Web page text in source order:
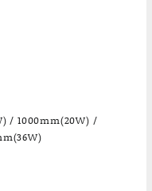
/ 1000mm(20W) /